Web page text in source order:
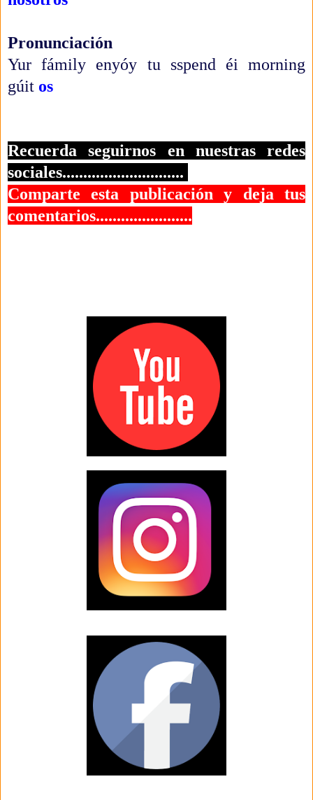
Pronunciación
Yur fámily enyóy tu sspend éi morning
gúit os
Recuerda seguirnos en nuestras redes
sociales.............................
Comparte esta publicación y deja tus
comentarios.......................